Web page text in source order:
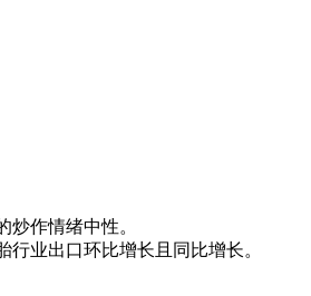
作情绪中性。
业出口环比增长且同比增长。